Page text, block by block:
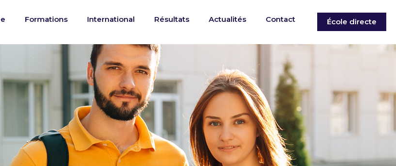
Formations International Résultats Actualités Contact École directe